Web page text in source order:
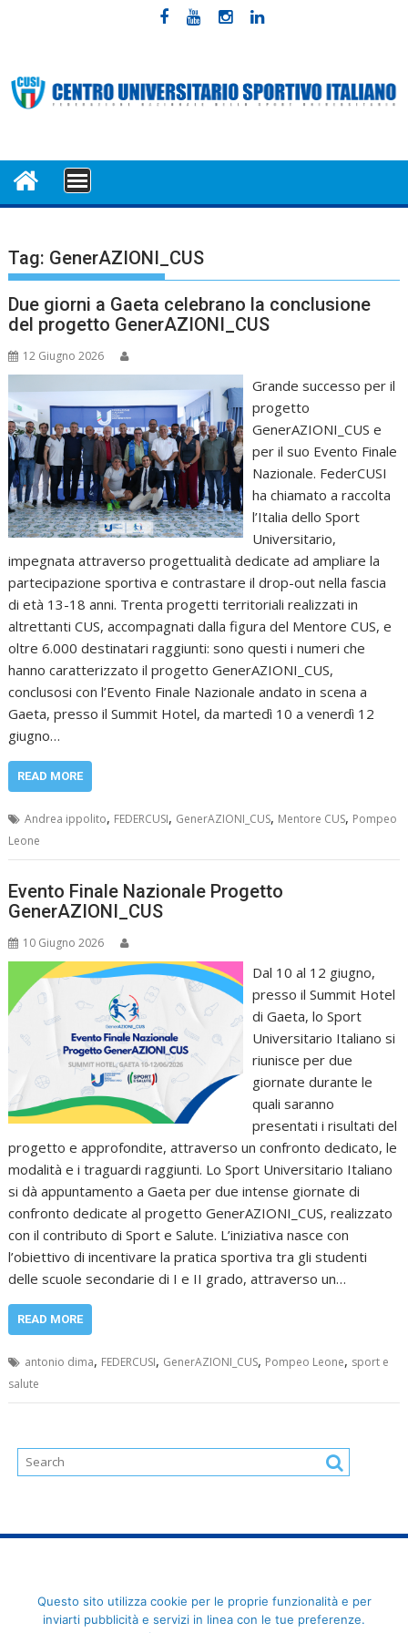
MENU
Tag: GenerAZIONI_CUS
Due giorni a Gaeta celebrano la conclusione
del progetto GenerAZIONI_CUS
12 Giugno 2026
Grande successo per il
progetto
GenerAZIONI_CUS e
per il suo Evento Finale
Nazionale. FederCUSI
ha chiamato a raccolta
l’Italia dello Sport
Universitario,
impegnata attraverso progettualità dedicate ad ampliare la
partecipazione sportiva e contrastare il drop-out nella fascia
di età 13-18 anni. Trenta progetti territoriali realizzati in
altrettanti CUS, accompagnati dalla figura del Mentore CUS, e
oltre 6.000 destinatari raggiunti: sono questi i numeri che
hanno caratterizzato il progetto GenerAZIONI_CUS,
conclusosi con l’Evento Finale Nazionale andato in scena a
Gaeta, presso il Summit Hotel, da martedì 10 a venerdì 12
giugno…
READ MORE
Andrea ippolito, FEDERCUSI, GenerAZIONI_CUS, Mentore CUS, Pompeo
Leone
Evento Finale Nazionale Progetto
GenerAZIONI_CUS
10 Giugno 2026
Dal 10 al 12 giugno,
presso il Summit Hotel
di Gaeta, lo Sport
Universitario Italiano si
riunisce per due
giornate durante le
quali saranno
presentati i risultati del
progetto e approfondite, attraverso un confronto dedicato, le
modalità e i traguardi raggiunti. Lo Sport Universitario Italiano
si dà appuntamento a Gaeta per due intense giornate di
confronto dedicate al progetto GenerAZIONI_CUS, realizzato
con il contributo di Sport e Salute. L’iniziativa nasce con
l’obiettivo di incentivare la pratica sportiva tra gli studenti
delle scuole secondarie di I e II grado, attraverso un…
READ MORE
antonio dima, FEDERCUSI, GenerAZIONI_CUS, Pompeo Leone, sport e
salute
FederCUSI: Federazione Italiana dello Sport Universitario - Via
Angelo Brofferio, 7 - 00195 Roma - C.F. 80109270589
Questo sito utilizza cookie per le proprie funzionalità e per
inviarti pubblicità e servizi in linea con le tue preferenze.